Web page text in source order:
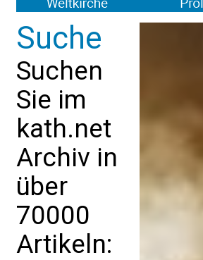
Suche
Suchen
Sie im
kath.net
Archiv in
über
70000
Artikeln: